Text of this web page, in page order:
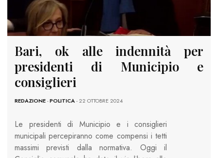
Bari, ok alle indennità per
presidenti di Municipio e
consiglieri
REDAZIONE-POLITICA- 22 OTTOBRE 2024
Le presidenti di Municipio e i consiglieri
municipali percepiranno come compensi i tetti
massimi previsti dalla normativa. Oggi il